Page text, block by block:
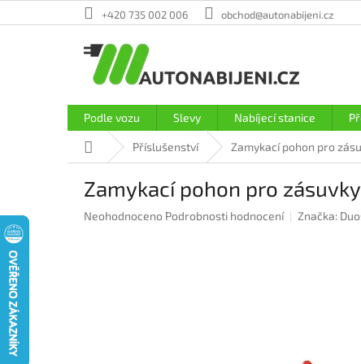
na
+420 735 002 006 obchod@autonabijeni.cz
Podle vozu Slevy Nabíjecí stanice
Domů Příslušenství Zamykací pohon pro
Zamykací pohon pro
Průměrné
Neohodnoceno Podrobnosti hodnocení Značka: